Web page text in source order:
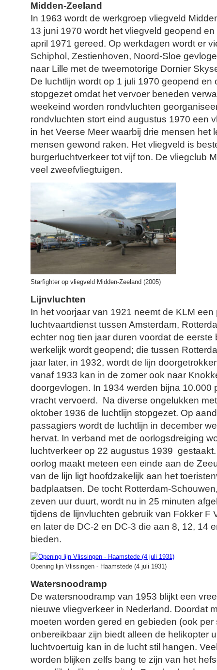
Midden-Zeeland
In 1963 wordt de werkgroep vliegveld
13 juni 1970 wordt het vliegveld geopend
april 1971 gereed. Op werkdagen wordt er
Schiphol, Zestienhoven, Noord-Sloe
naar Lille met de tweemotorige Dornier
De luchtlijn wordt op 1 juli 1970 geopend en
stopgezet omdat het vervoer beneden
weekeind worden rondvluchten
rondvluchten stort eind augustus 1970 een
in het Veerse Meer waarbij drie mensen het
mensen gewond raken. Het vliegveld is
burgerluchtverkeer tot vijf ton. De vliegclub
veel zweefvliegtuigen.
Starfighter op vliegveld Midden-Zeeland (2005)
Lijnvluchten
In het voorjaar van 1921 neemt de KLM een
luchtvaartdienst tussen Amsterdam,
echter nog tien jaar duren voordat de eerste
werkelijk wordt geopend; die tussen
jaar later, in 1932, wordt de lijn
vanaf 1933 kan in de zomer ook naar
doorgevlogen. In 1934 werden bijna 10.000
vracht vervoerd. Na diverse ongelukken
oktober 1936 de luchtlijn stopgezet. Op
passagiers wordt de luchtlijn in december
hervat. In verband met de oorlogsdreiging
luchtverkeer op 22 augustus 1939
oorlog maakt meteen een einde aan de
van de lijn ligt hoofdzakelijk aan het
badplaatsen. De tocht Rotterdam-
zeven uur duurt, wordt nu in 25 minuten
tijdens de lijnvluchten gebruik van Fokker F
en later de DC-2 en DC-3 die aan 8, 12, 14
bieden.
Opening lijn Vlissingen - Haamstede (4 juli 1931)
Watersnoodramp
De watersnoodramp van 1953 blijkt een
nieuwe vliegverkeer in Nederland. Doordat
moeten worden gered en gebieden (ook per
onbereikbaar zijn biedt alleen de helikopter
luchtvoertuig kan in de lucht stil hangen.
worden blijken zelfs bang te zijn van het